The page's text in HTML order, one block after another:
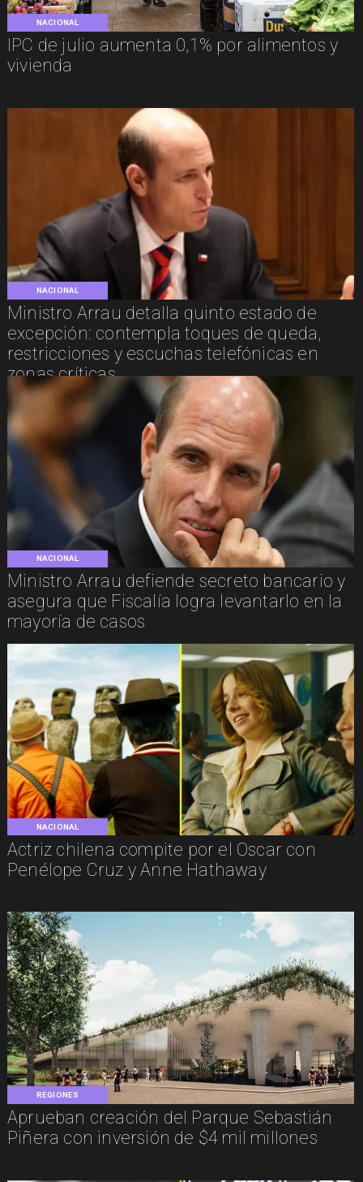
NACIONAL
IPC de julio aumenta 0,1% por alimentos y
vivienda
NACIONAL
Ministro Arrau detalla quinto estado de
excepción: contempla toques de queda,
restricciones y escuchas telefónicas en
zonas críticas
NACIONAL
Ministro Arrau defiende secreto bancario y
asegura que Fiscalía logra levantarlo en la
mayoría de casos
NACIONAL
Actriz chilena compite por el Oscar con
Penélope Cruz y Anne Hathaway
REGIONES
Aprueban creación del Parque Sebastián
Piñera con inversión de $4 mil millones